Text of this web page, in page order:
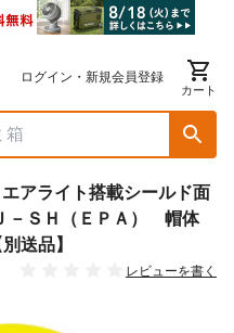
ログイン・新規会員登録
カート
アライト搭載シールド面
－ＳＨ（ＥＰＡ） 帽体
送品】
レビューを書く